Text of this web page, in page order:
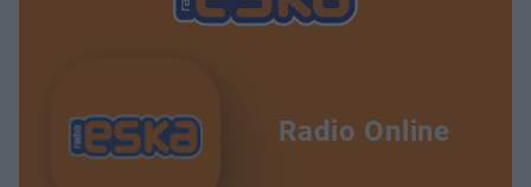
Radio Online